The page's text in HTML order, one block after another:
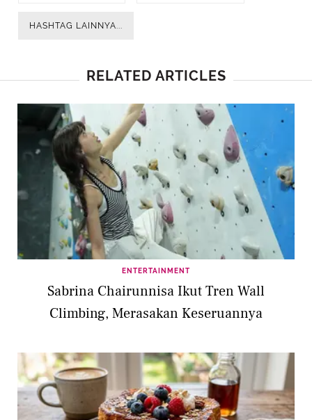
HASHTAG LAINNYA...
RELATED ARTICLES
ENTERTAINMENT
Sabrina Chairunnisa Ikut Tren Wall
Climbing, Merasakan Keseruannya